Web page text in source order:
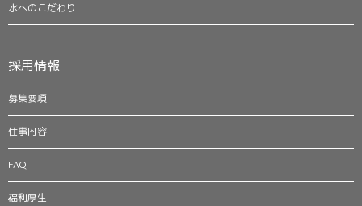
水へのこだわり
採用情報
募集要項
仕事内容
FAQ
福利厚生